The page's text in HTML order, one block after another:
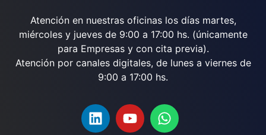
Atención en nuestras oficinas los días martes,
miércoles y jueves de 9:00 a 17:00 hs. (únicamente
para Empresas y con cita previa).
Atención por canales digitales, de lunes a viernes de
9:00 a 17:00 hs.